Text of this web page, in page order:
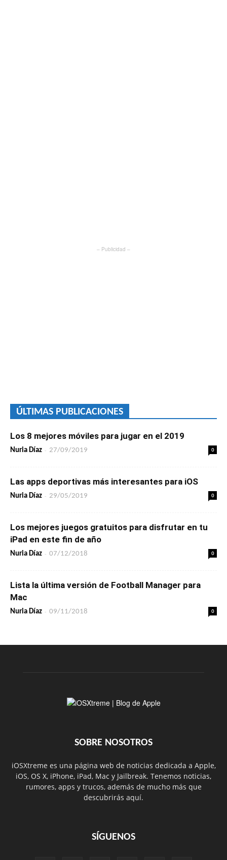
– Publicidad –
ÚLTIMAS PUBLICACIONES
Los 8 mejores móviles para jugar en el 2019
Nuria Díaz - 27/09/2019 0
Las apps deportivas más interesantes para iOS
Nuria Díaz - 29/05/2019 0
Los mejores juegos gratuitos para disfrutar en tu
iPad en este fin de año
Nuria Díaz - 07/12/2018 0
Lista la última versión de Football Manager para
Mac
Nuria Díaz - 09/11/2018 0
SOBRE NOSOTROS
iOSXtreme es una página web de noticias dedicada a Apple,
iOS, OS X, iPhone, iPad, Mac y Jailbreak. Tenemos noticias,
rumores, apps y trucos, además de mucho más que
descubrirás aquí.
SÍGUENOS